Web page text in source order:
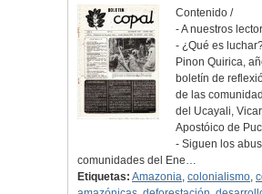
Contenido /
- A nuestros
- ¿Qué es
Pinon Quirica,
boletín de
de las
del Ucayali,
Apostóico de
- Siguen los
comunidades del Ene…
Etiquetas: Amazonia, colonialismo,